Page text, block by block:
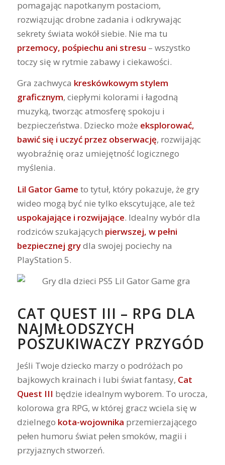
pomagając napotkanym postaciom,
rozwiązując drobne zadania i odkrywając
sekrety świata wokół siebie. Nie ma tu
przemocy, pośpiechu ani stresu – wszystko
toczy się w rytmie zabawy i ciekawości.
Gra zachwyca kreskówkowym stylem
graficznym, ciepłymi kolorami i łagodną
muzyką, tworząc atmosferę spokoju i
bezpieczeństwa. Dziecko może eksplorować,
bawić się i uczyć przez obserwację, rozwijając
wyobraźnię oraz umiejętność logicznego
myślenia.
Lil Gator Game to tytuł, który pokazuje, że gry
wideo mogą być nie tylko ekscytujące, ale też
uspokajające i rozwijające. Idealny wybór dla
rodziców szukających pierwszej, w pełni
bezpiecznej grydla swojej pociechy na
PlayStation 5.
CAT QUEST III – RPG DLA
NAJMŁODSZYCH
POSZUKIWACZY PRZYGÓD
Jeśli Twoje dziecko marzy o podróżach po
bajkowych krainach i lubi świat fantasy, Cat
Quest III będzie idealnym wyborem. To urocza,
kolorowa gra RPG, w której gracz wciela się w
dzielnego kota-wojownika przemierzającego
pełen humoru świat pełen smoków, magii i
przyjaznych stworzeń.